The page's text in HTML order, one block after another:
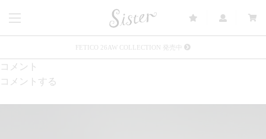
FETICO 26AW COLLECTION 発売中
コメント
コメントする